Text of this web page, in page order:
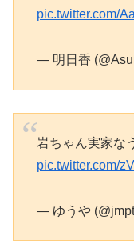
pic.twitter.com/
— 明日香
岩ちゃん実家な
pic.twitter.com/
— ゆうや